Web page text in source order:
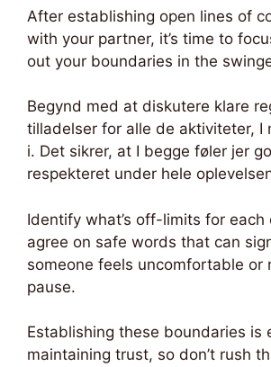
After establishing open lines of
with your partner, it’s time to
out your boundaries in the
Begynd med at diskutere klare
tilladelser for alle de aktiviteter, I
i. Det sikrer, at I begge føler jer
respekteret under hele
Identify what’s off-limits for each
agree on safe words that can
someone feels uncomfortable or
pause.
Establishing these boundaries is
maintaining trust, so don’t rush